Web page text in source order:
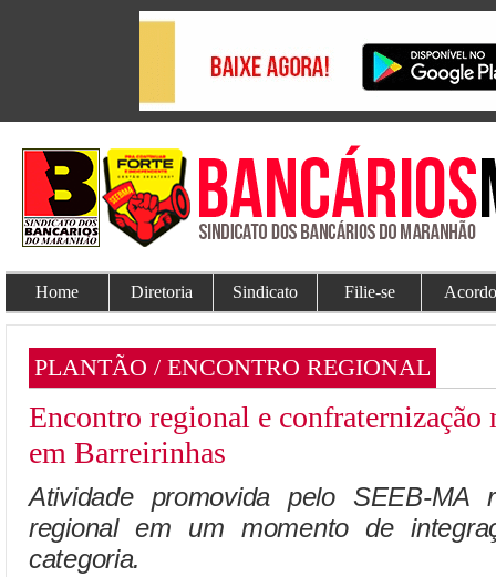
Home Diretoria Sindicato Filie-se
PLANTÃO / ENCONTRO REGIONAL
Encontro regional e confraternização
em Barreirinhas
Atividade promovida pelo SEEB-MA
regional em um momento de
categoria.